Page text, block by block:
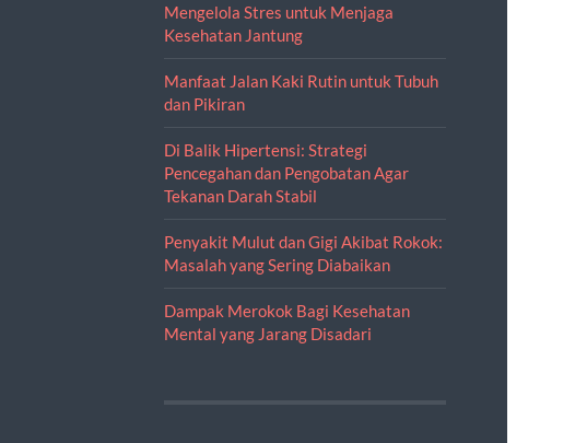
Mengelola Stres untuk Menjaga
Kesehatan Jantung
Manfaat Jalan Kaki Rutin untuk Tubuh
dan Pikiran
Di Balik Hipertensi: Strategi
Pencegahan dan Pengobatan Agar
Tekanan Darah Stabil
Penyakit Mulut dan Gigi Akibat Rokok:
Masalah yang Sering Diabaikan
Dampak Merokok Bagi Kesehatan
Mental yang Jarang Disadari